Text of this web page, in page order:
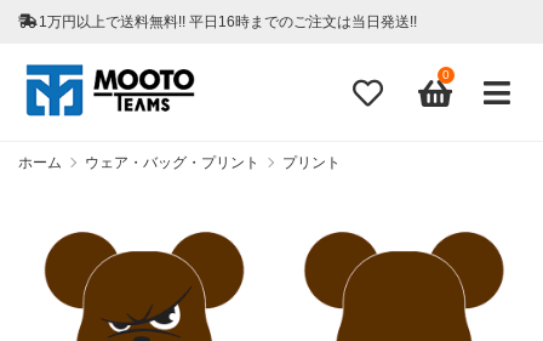
1万円以上で送料無料!! 平日16時までのご注文は当日発送!!
0
ホーム ウェア・バッグ・プリント プリント